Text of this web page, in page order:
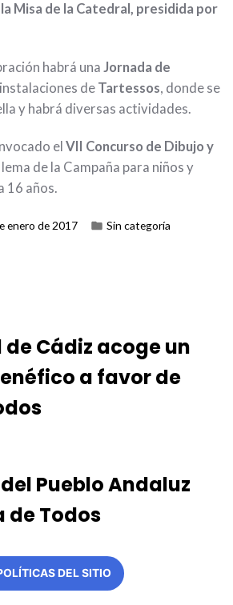
Misa de la Catedral, presidida por
habrá una Jornada de
deTartessos, donde se
y habrá diversas actividades.
el VII Concurso de Dibujo y
de la Campaña para niños y
16 años.
enero de 2017
Publicado
Sin categoría
Cádiz acoge un
a favor de
Pueblo Andaluz
de Todos
DEL SITIO